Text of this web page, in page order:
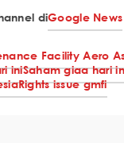
diGoogle News
Facility Aero
iniSaham giaa hari
Rights issue gmfi